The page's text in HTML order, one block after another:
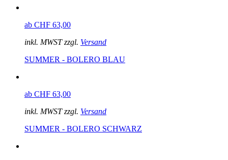
ab CHF 63,00
inkl. MWST zzgl. Versand
SUMMER - BOLERO BLAU
ab CHF 63,00
inkl. MWST zzgl. Versand
SUMMER - BOLERO SCHWARZ